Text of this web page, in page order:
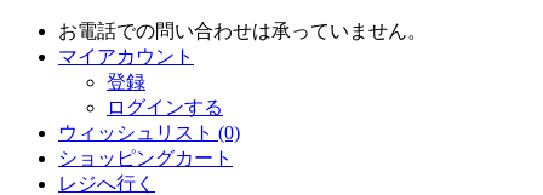
お電話での問い合わせは承っていません。
マイアカウント
登録
ログインする
ウィッシュリスト (0)
ショッピングカート
レジへ行く